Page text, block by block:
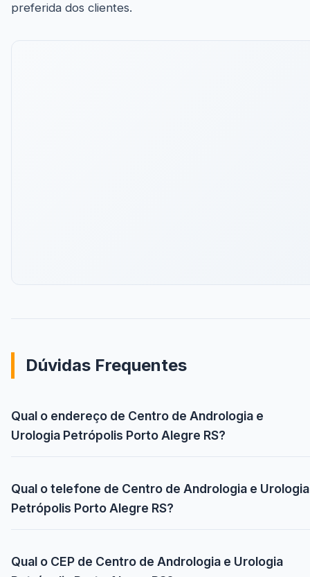
preferida dos clientes.
Dúvidas Frequentes
Qual o endereço de Centro de Andrologia e
Urologia Petrópolis Porto Alegre RS?
Qual o telefone de Centro de Andrologia e Urologia
Petrópolis Porto Alegre RS?
Qual o CEP de Centro de Andrologia e Urologia